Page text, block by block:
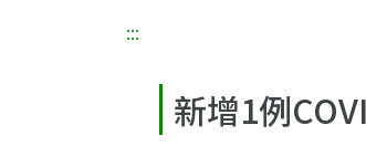
:::
新增1例